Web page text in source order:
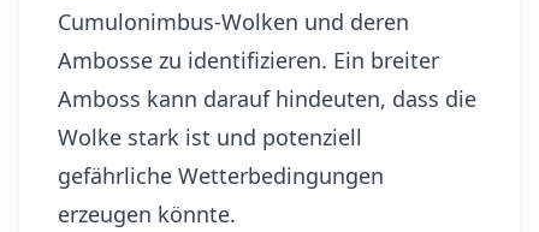
Cumulonimbus-Wolken und deren
Ambosse zu identifizieren. Ein breiter
Amboss kann darauf hindeuten, dass die
Wolke stark ist und potenziell
gefährliche Wetterbedingungen
erzeugen könnte.